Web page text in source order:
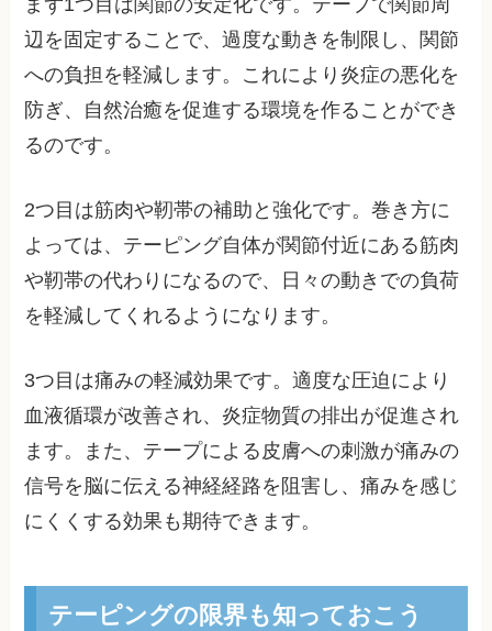
まず1つ目は関節の安定化です。テープで関節周
辺を固定することで、過度な動きを制限し、関節
への負担を軽減します。これにより炎症の悪化を
防ぎ、自然治癒を促進する環境を作ることができ
るのです。
2つ目は筋肉や靭帯の補助と強化です。巻き方に
よっては、テーピング自体が関節付近にある筋肉
や靭帯の代わりになるので、日々の動きでの負荷
を軽減してくれるようになります。
3つ目は痛みの軽減効果です。適度な圧迫により
血液循環が改善され、炎症物質の排出が促進され
ます。また、テープによる皮膚への刺激が痛みの
信号を脳に伝える神経経路を阻害し、痛みを感じ
にくくする効果も期待できます。
テーピングの限界も知っておこう